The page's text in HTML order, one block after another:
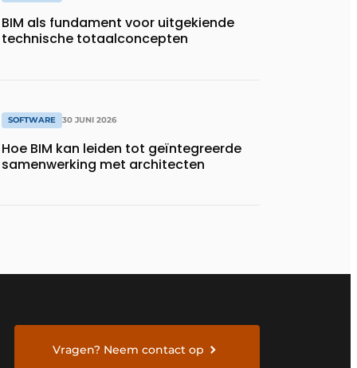
BIM als fundament voor uitgekiende
technische totaalconcepten
SOFTWARE 30 JUNI 2026
Hoe BIM kan leiden tot geïntegreerde
samenwerking met architecten
Vragen? Neem contact op